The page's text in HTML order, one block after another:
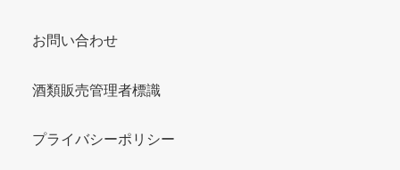
お問い合わせ
酒類販売管理者標識
プライバシーポリシー